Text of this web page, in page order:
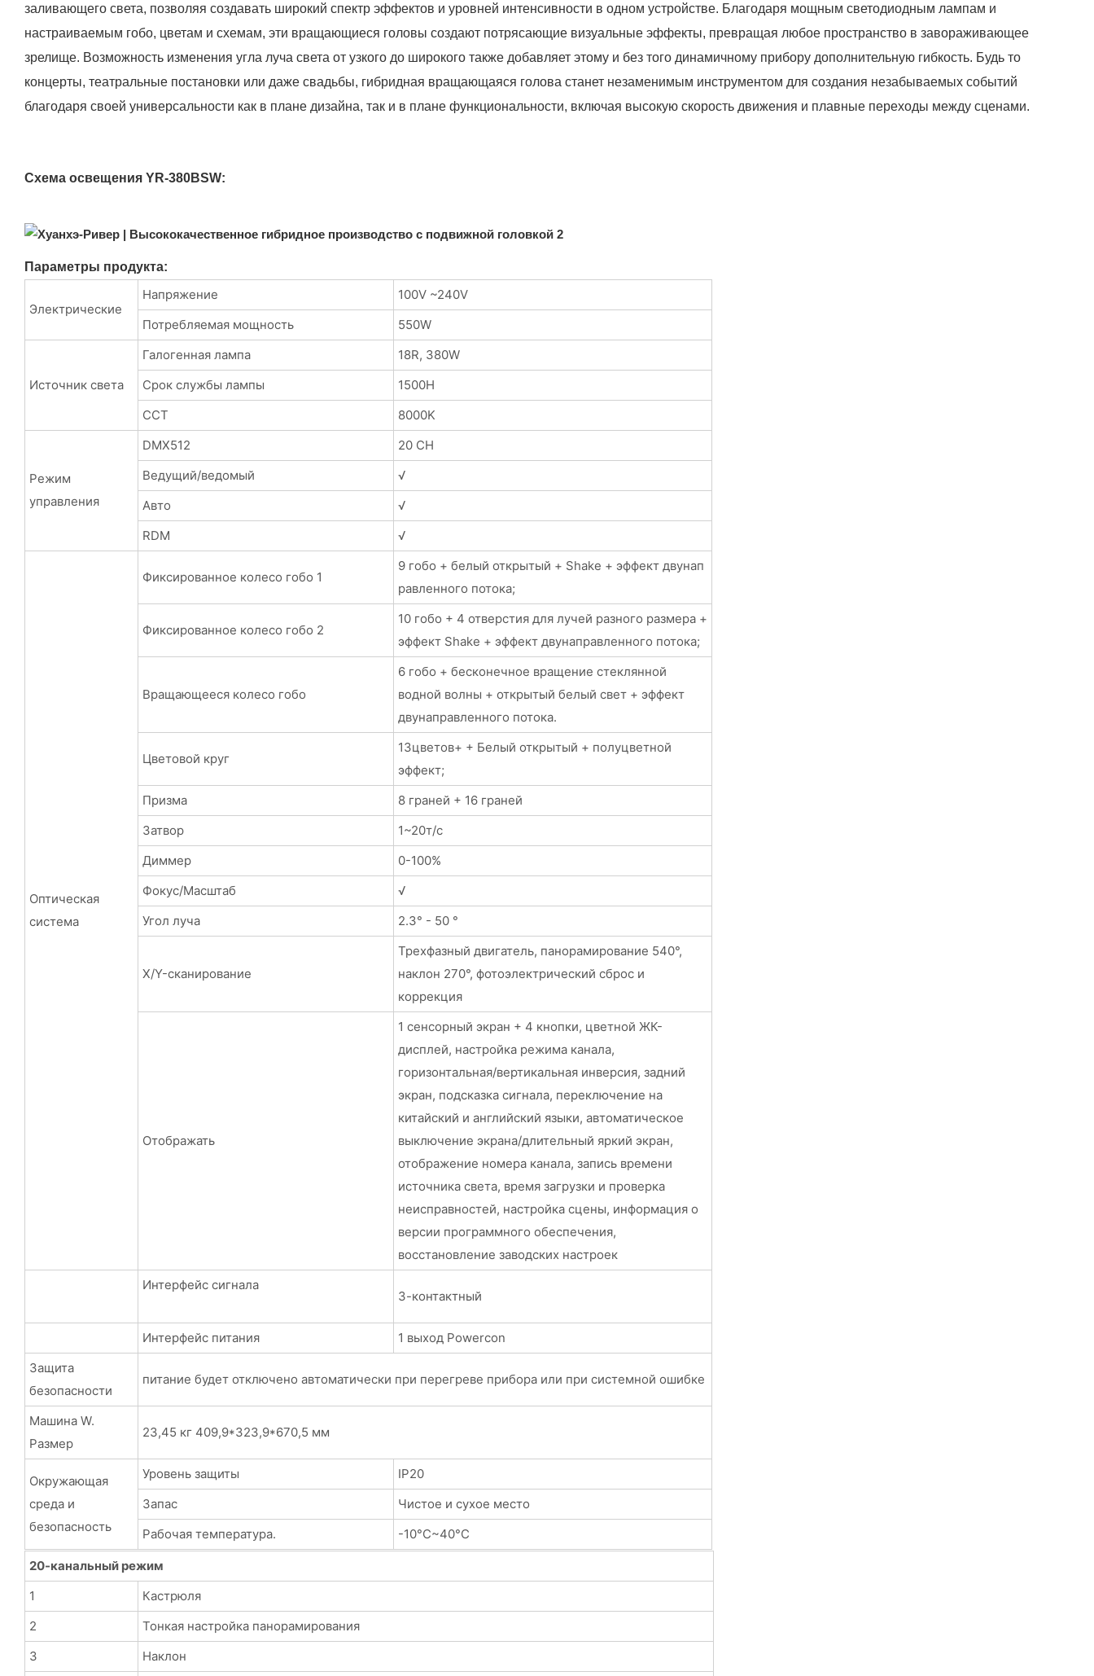
заливающего света, позволяя создавать широкий спектр эффектов и уровней интенсивности в одном устройстве. Благодаря мощным светодиодным лампам и
настраиваемым гобо, цветам и схемам, эти вращающиеся головы создают потрясающие визуальные эффекты, превращая любое пространство в завораживающее
зрелище. Возможность изменения угла луча света от узкого до широкого также добавляет этому и без того динамичному прибору дополнительную гибкость. Будь то
концерты, театральные постановки или даже свадьбы, гибридная вращающаяся голова станет незаменимым инструментом для создания незабываемых событий
благодаря своей универсальности как в плане дизайна, так и в плане функциональности, включая высокую скорость движения и плавные переходы между сценами.
Схема освещения YR-380BSW:
Параметры продукта:
Электрические
Напряжение
100V ~240V
Потребляемая мощность
550W
Источник света
Галогенная лампа
18R, 380W
Срок службы лампы
1500H
CCT
8000K
Режим
управления
DMX512
20 CH
Ведущий/ведомый
√
Авто
√
RDM
√
Оптическая
система
Фиксированное колесо гобо 1
9 гобо + белый открытый + Shake + эффект двунап
равленного потока;
Фиксированное колесо гобо 2
10 гобо + 4 отверстия для лучей разного размера +
эффект Shake + эффект двунаправленного потока;
Вращающееся колесо гобо
6 гобо + бесконечное вращение стеклянной
водной волны + открытый белый свет + эффект
двунаправленного потока.
Цветовой круг
13цветов+ + Белый открытый + полуцветной
эффект;
Призма
8 граней + 16 граней
Затвор
1~20т/с
Диммер
0-100%
Фокус/Масштаб
√
Угол луча
2.3° - 50 °
X/Y-сканирование
Трехфазный двигатель, панорамирование 540°,
наклон 270°, фотоэлектрический сброс и
коррекция
Отображать
1 сенсорный экран + 4 кнопки, цветной ЖК-
дисплей, настройка режима канала,
горизонтальная/вертикальная инверсия, задний
экран, подсказка сигнала, переключение на
китайский и английский языки, автоматическое
выключение экрана/длительный яркий экран,
отображение номера канала, запись времени
источника света, время загрузки и проверка
неисправностей, настройка сцены, информация о
версии программного обеспечения,
восстановление заводских настроек
Интерфейс сигнала
3-контактный
Интерфейс питания
1 выход Powercon
Защита
безопасности
питание будет отключено автоматически при перегреве прибора или при системной ошибке
Машина W.
Размер
23,45 кг 409,9*323,9*670,5 мм
Окружающая
среда и
безопасность
Уровень защиты
IP20
Запас
Чистое и сухое место
Рабочая температура.
-10°C~40°C
20-канальный режим
1
Кастрюля
2
Тонкая настройка панорамирования
3
Наклон